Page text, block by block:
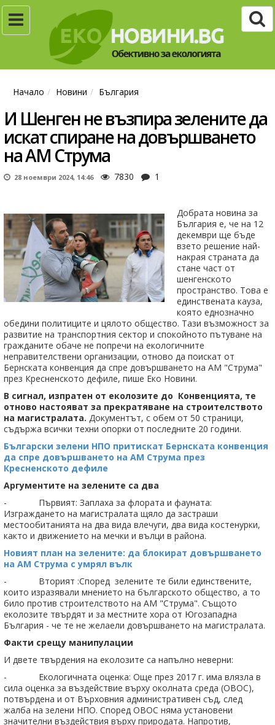
Начало Новини България
И Шенген не възпира зелените да
искат спиране на довършването
на АМ Струма
28 ноември 2024, 14:46 7830 1
Добрата новина за
България е, че на 12
декември ще бъде
взето решение най-
накрая страната да
стане част от
шенгенското
пространство. Това е
единствената кауза,
която еднозначно
обедини политиците и цялото общество. Тази възможност за
развитие на транспортния сектор и спокойното пътуване на
гражданите обаче не попречи на екологичните
неправителствени организации, отново да поискат от
Бернската конвенция да спре довършването на АМ "Струма"
през Кресненското дефиле, пише Еко Новини.
В сигнал, изпратен от еколозите до Конвенцията, те
отново настояват за прекратяване на строителството
на магистралата. Документът, с обем от 50 страници,
съдържа всички техни опорки от последните 20 години.
Български зелени НПО притискат Бернската конвенция
да спре довършването на АМ Струма през
Кресненското дефиле
Аргументите на зелените са два
- Първият: Заплаха за флората и фауната:
Изграждането на магистралата щяло да застраши
местообитанията на два вида влечуги, два вида костенурки,
както и движението на мечки и вълци в района.
Новият план на зелените: да блокират довършването
на АМ Струма с умрял вълк
- Вторият :Според зелените те били единствените,
които изразявали мнението на българското общество, а то
било против строителството на АМ "Струма". Същото
еколозите твърдят и за местните хора от Югозападна
България - че те не желаели довършването на магистралата.
Факти срещу манипулации
И двете твърдения на еколозите са напълно неверни:
- Екологичната оценка: Още през 2017 г. има влязла в
сила оценка за въздействие върху околната среда (ОВОС),
потвърдена и от Върховния административен съд, след
жалба на зелени НПО. Според ОВОС няма установени
значителни въздействия върху природата. Напротив,